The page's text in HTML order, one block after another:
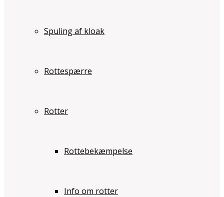
Spuling af kloak
Rottespærre
Rotter
Rottebekæmpelse
Info om rotter